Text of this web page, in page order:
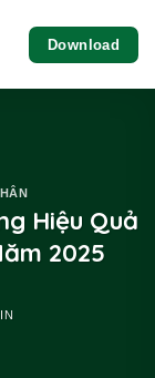
Download
Hiệu Quả
2025